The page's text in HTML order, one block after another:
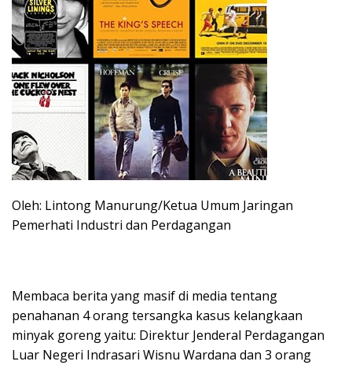
Oleh: Lintong Manurung/Ketua Umum Jaringan
Pemerhati Industri dan Perdagangan
Membaca berita yang masif di media tentang
penahanan 4 orang tersangka kasus kelangkaan
minyak goreng yaitu: Direktur Jenderal Perdagangan
Luar Negeri Indrasari Wisnu Wardana dan 3 orang